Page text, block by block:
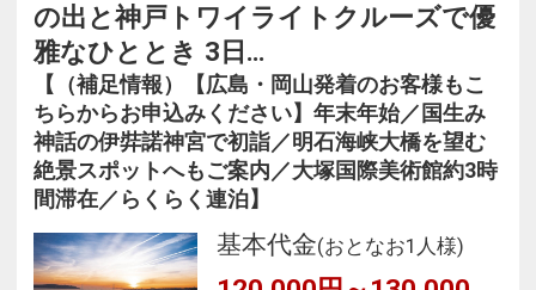
の出と神戸トワイライトクルーズで優
雅なひととき 3日…
【（補足情報）【広島・岡山発着のお客様もこ
ちらからお申込みください】年末年始／国生み
神話の伊弉諾神宮で初詣／明石海峡大橋を望む
絶景スポットへもご案内／大塚国際美術館約3時
間滞在／らくらく連泊】
基本代金(おとなお1人様)